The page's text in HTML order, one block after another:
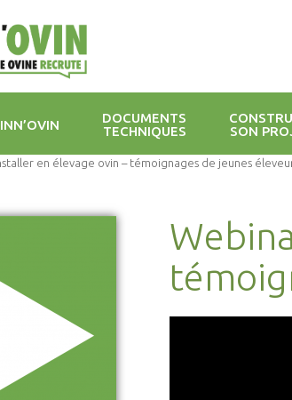
INN’OVIN
DOCUMENTS
TECHNIQUES
SON
en élevage ovin – témoignages de jeunes